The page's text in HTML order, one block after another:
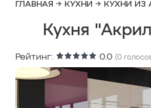
ГЛАВНАЯ → КУХНИ → КУХНИ ИЗ
Кухня
Рейтинг: 0.0 (0